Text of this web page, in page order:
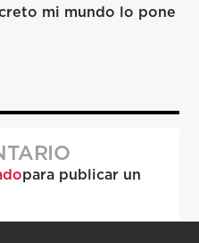
mi mundo lo pone
para publicar un